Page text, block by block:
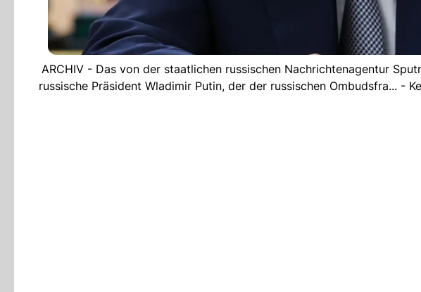
ARCHIV - Das von der staatlichen russischen Nachrichtenagentur
russische Präsident Wladimir Putin, der der russischen Ombudsfra... -